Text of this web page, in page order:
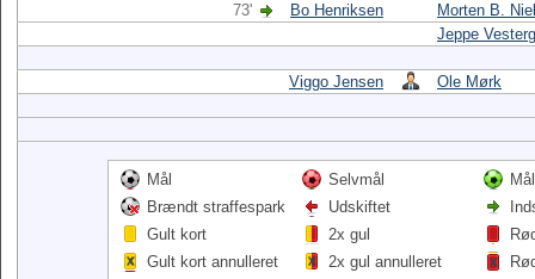
73'
Bo Henriksen
Morten B.
Jeppe
Viggo Jensen Ole Mørk
Mål Selvmål
Brændt straffespark
Udskiftet
Gult kort
2x gul
Gult kort annulleret
2x gul annulleret